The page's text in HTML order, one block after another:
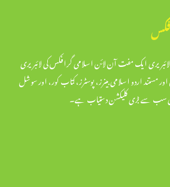
ایک مفت آن لائن اسلامی گرافکس کی لائبریری
مستند اردو اسلامی بینرز، پوسٹرز، کتاب کور، اور سوشل
سب سے بڑی کلیکشن دستیاب ہے۔